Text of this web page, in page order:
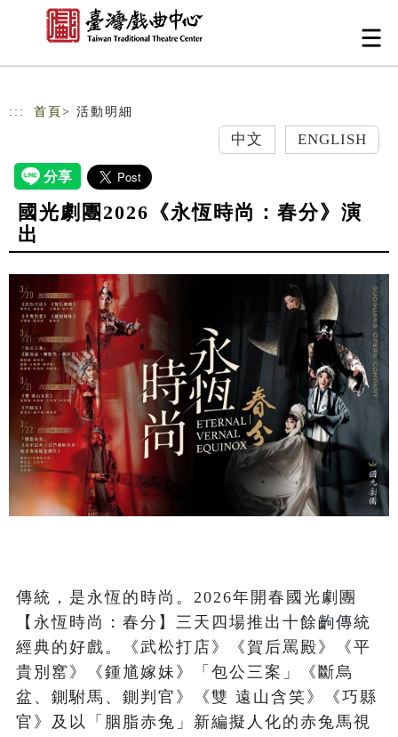
跳到主要內容
網站導覽
::: 首頁 > 活動明細
中文 ENGLISH
國光劇團2026《永恆時尚：春分》演
出
傳統，是永恆的時尚。2026年開春國光劇團
【永恆時尚：春分】三天四場推出十餘齣傳統
經典的好戲。《武松打店》《賀后罵殿》《平
貴別窰》《鍾馗嫁妹》「包公三案」《斷烏
盆、鍘駙馬、鍘判官》《雙 遠山含笑》《巧縣
官》及以「胭脂赤兔」新編擬人化的赤兔馬視